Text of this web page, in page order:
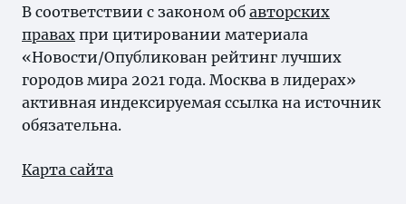
В соответствии с законом об авторских
правах при цитировании материала
«Новости/Опубликован рейтинг лучших
городов мира 2021 года. Москва в лидерах»
активная индексируемая ссылка на источник
обязательна.
Карта сайта